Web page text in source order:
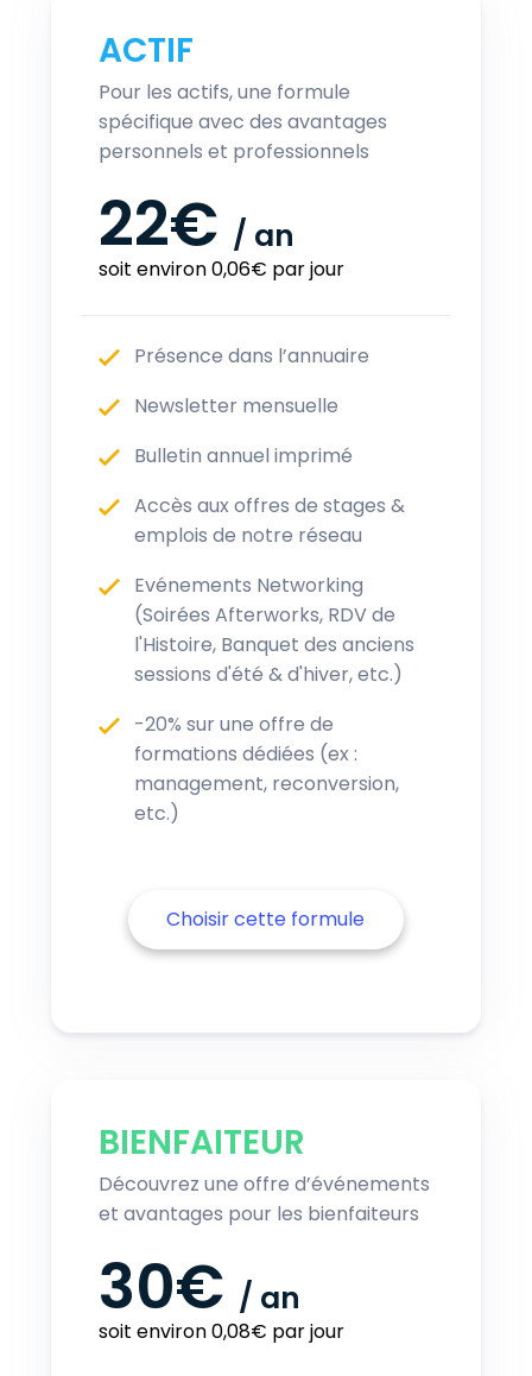
ACTIF
Pour les actifs, une formule
spécifique avec des avantages
personnels et professionnels
22€ / an
soit environ 0,06€ par jour
Présence dans l’annuaire
Newsletter mensuelle
Bulletin annuel imprimé
Accès aux offres de stages &
emplois de notre réseau
Evénements Networking
(Soirées Afterworks, RDV de
l'Histoire, Banquet des anciens
sessions d'été & d'hiver, etc.)
-20% sur une offre de
formations dédiées (ex :
management, reconversion,
etc.)
Choisir cette formule
BIENFAITEUR
Découvrez une offre d’événements
et avantages pour les bienfaiteurs
30€ / an
soit environ 0,08€ par jour